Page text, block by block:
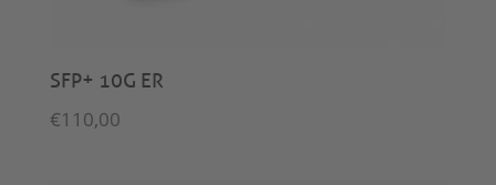
SFP+ 10G ER
€110,00